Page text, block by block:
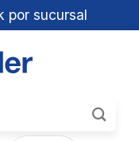
por sucursal